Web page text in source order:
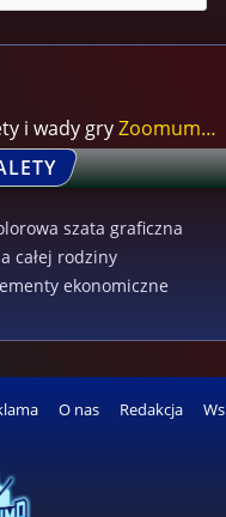
i wady gryZoomumba
szata graficzna
całej rodziny
ekonomiczne
O nas Redakcja